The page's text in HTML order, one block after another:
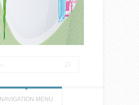
NAVIGATION MENU